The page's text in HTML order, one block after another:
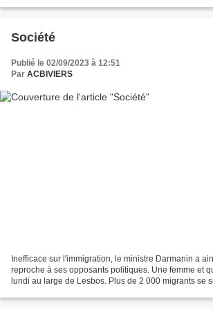
Société
Publié le 02/09/2023 à 12:51
Par ACBIVIERS
Inefficace sur l'immigration, le ministre Darmanin a
reproche à ses opposants politiques. Une femme et
lundi au large de Lesbos. Plus de 2 000 migrants se